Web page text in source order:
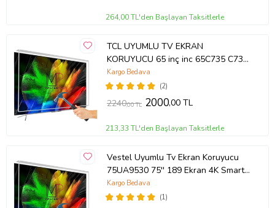
264,00 TL'den Başlayan Taksitlerle
TCL UYUMLU TV EKRAN
KORUYUCU 65 inç inc 65C735 C735
TCL QLED 4K TV
(2)
Kargo Bedava
2240,00 TL 2000,00 TL
213,33 TL'den Başlayan Taksitlerle
Vestel Uyumlu Tv Ekran Koruyucu
75UA9530 75'' 189 Ekran 4K Smart
Android TV
(1)
Kargo Bedava